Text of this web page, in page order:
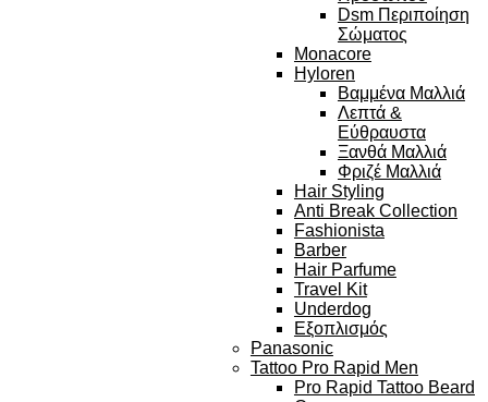
Dsm Περιποίηση
Σώματος
Monacore
Hyloren
Βαμμένα Μαλλιά
Λεπτά &
Εύθραυστα
Ξανθά Μαλλιά
Φριζέ Μαλλιά
Hair Styling
Anti Break Collection
Fashionista
Barber
Hair Parfume
Travel Kit
Underdog
Εξοπλισμός
Panasonic
Tattoo Pro Rapid Men
Pro Rapid Tattoo Beard